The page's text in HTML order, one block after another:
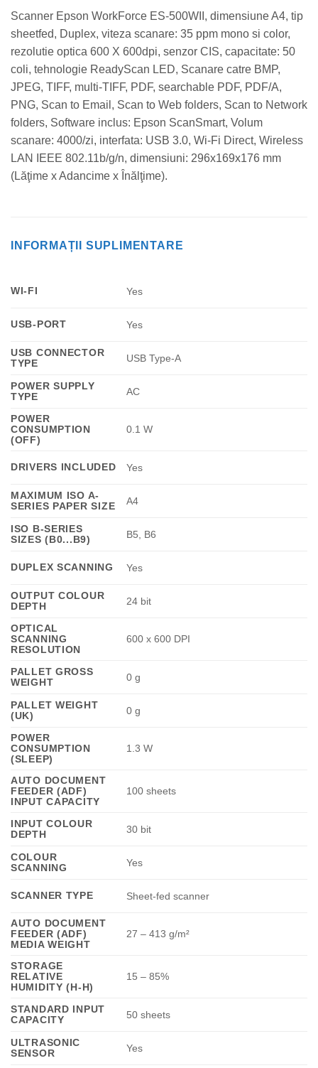
Scanner Epson WorkForce ES-500WII, dimensiune A4, tip
sheetfed, Duplex, viteza scanare: 35 ppm mono si color,
rezolutie optica 600 X 600dpi, senzor CIS, capacitate: 50
coli, tehnologie ReadyScan LED, Scanare catre BMP,
JPEG, TIFF, multi-TIFF, PDF, searchable PDF, PDF/A,
PNG, Scan to Email, Scan to Web folders, Scan to Network
folders, Software inclus: Epson ScanSmart, Volum
scanare: 4000/zi, interfata: USB 3.0, Wi-Fi Direct, Wireless
LAN IEEE 802.11b/g/n, dimensiuni: 296x169x176 mm
(Lăţime x Adancime x Înălţime).
INFORMAȚII SUPLIMENTARE
WI-FI Yes
USB-PORT Yes
USB CONNECTOR
TYPE
USB Type-A
POWER SUPPLY
TYPE
AC
POWER
CONSUMPTION
(OFF)
0.1 W
DRIVERS INCLUDED Yes
MAXIMUM ISO A-
SERIES PAPER SIZE
A4
ISO B-SERIES
SIZES (B0...B9)
B5, B6
DUPLEX SCANNING Yes
OUTPUT COLOUR
DEPTH
24 bit
OPTICAL
SCANNING
RESOLUTION
600 x 600 DPI
PALLET GROSS
WEIGHT
0 g
PALLET WEIGHT
(UK)
0 g
POWER
CONSUMPTION
(SLEEP)
1.3 W
AUTO DOCUMENT
FEEDER (ADF)
INPUT CAPACITY
100 sheets
INPUT COLOUR
DEPTH
30 bit
COLOUR
SCANNING
Yes
SCANNER TYPE Sheet-fed scanner
AUTO DOCUMENT
FEEDER (ADF)
MEDIA WEIGHT
27 – 413 g/m²
STORAGE
RELATIVE
HUMIDITY (H-H)
15 – 85%
STANDARD INPUT
CAPACITY
50 sheets
ULTRASONIC
SENSOR
Yes